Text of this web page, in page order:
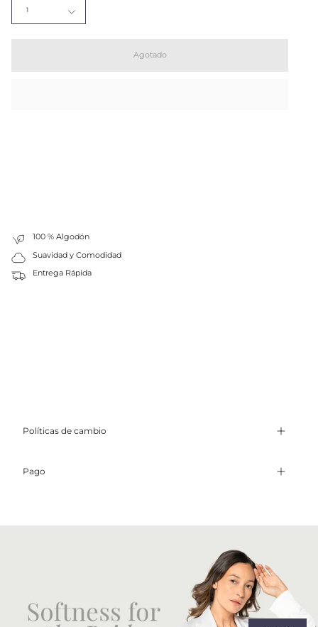
1
Agotado
100 % Algodón
Suavidad y Comodidad
Entrega Rápida
Políticas de cambio
Pago